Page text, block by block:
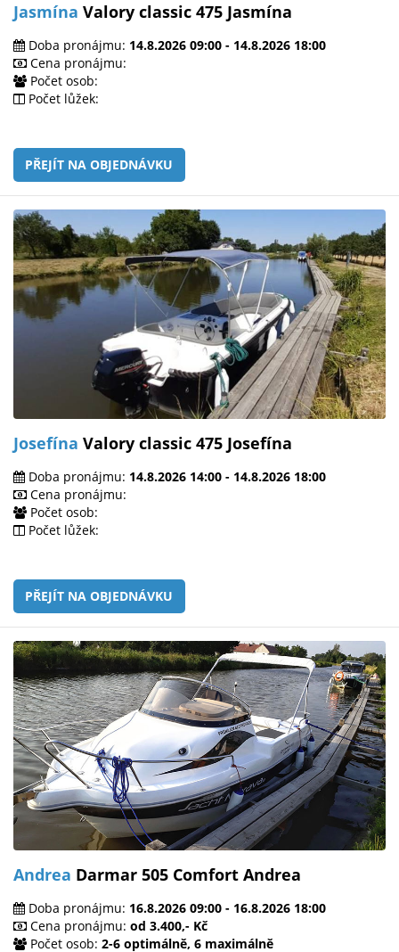
Jasmína Valory classic 475 Jasmína
Doba pronájmu: 14.8.2026 09:00 - 14.8.2026 18:00
Cena pronájmu:
Počet osob:
Počet lůžek:
PŘEJÍT NA OBJEDNÁVKU
Josefína Valory classic 475 Josefína
Doba pronájmu: 14.8.2026 14:00 - 14.8.2026 18:00
Cena pronájmu:
Počet osob:
Počet lůžek:
PŘEJÍT NA OBJEDNÁVKU
Andrea Darmar 505 Comfort Andrea
Doba pronájmu: 16.8.2026 09:00 - 16.8.2026 18:00
Cena pronájmu: od 3.400,- Kč
Počet osob: 2-6 optimálně, 6 maximálně